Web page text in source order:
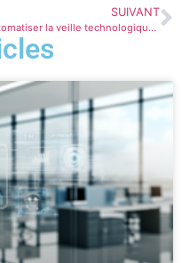
SUIVANT
Automatiser la veille technologique avec des agents IA